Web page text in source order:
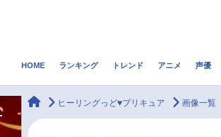
HOME ランキング トレンド アニメ 声優
animateTimes
ヒーリングっど♥プリキュア 画像一覧